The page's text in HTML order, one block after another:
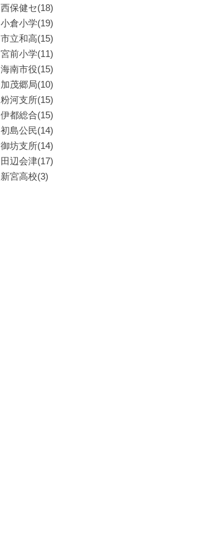
西保健セ(18)
小倉小学(19)
市立和高(15)
宮前小学(11)
海南市役(15)
加茂郷局(10)
粉河支所(15)
伊都総合(15)
初島公民(14)
御坊支所(14)
田辺会津(17)
新宮高校(3)